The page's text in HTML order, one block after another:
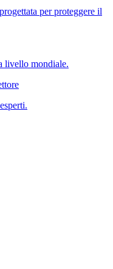
per proteggere il
livello mondiale.